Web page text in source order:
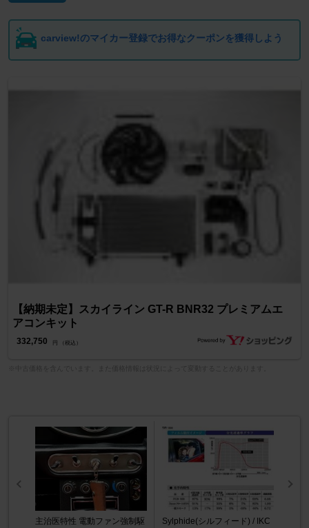
carview!のマイカー登録でお得なクーポンを獲得しよう
【納期未定】スカイライン GT-R BNR32 プレミアムエ
アコンキット
332,750 円 （税込）
主治医特性 電動ファン強制駆
Sylphide(シルフィード) / IKC